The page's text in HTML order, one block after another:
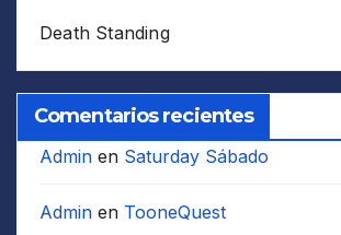
Death Standing
Comentarios recientes
Admin en Saturday Sábado
Admin en TooneQuest